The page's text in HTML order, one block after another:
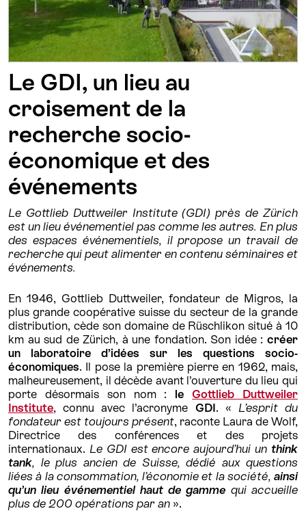
Le GDI, un lieu au
croisement de la
recherche socio-
économique et des
événements
Le Gottlieb Duttweiler Institute (GDI) près de Zürich
est un lieu événementiel pas comme les autres. En plus
des espaces événementiels, il propose un travail de
recherche qui peut alimenter en contenu séminaires et
événements.
En 1946, Gottlieb Duttweiler, fondateur de Migros, la
plus grande coopérative suisse du secteur de la grande
distribution, cède son domaine de Rüschlikon situé à 10
km au sud de Zürich, à une fondation. Son idée : créer
un laboratoire d’idées sur les questions socio-
économiques. Il pose la première pierre en 1962, mais,
malheureusement, il décède avant l’ouverture du lieu qui
porte désormais son nom : leGottlieb Duttweiler
Institute, connu avec l’acronyme GDI. « L’esprit du
fondateur est toujours présent, raconte Laura de Wolf,
Directrice des conférences et des projets
internationaux. Le GDI est encore aujourd’hui unthink
tank, le plus ancien de Suisse, dédié aux questions
liées à la consommation, l’économie et la société, ainsi
qu’un lieu événementiel haut de gamme qui accueille
plus de 200 opérations par an ».